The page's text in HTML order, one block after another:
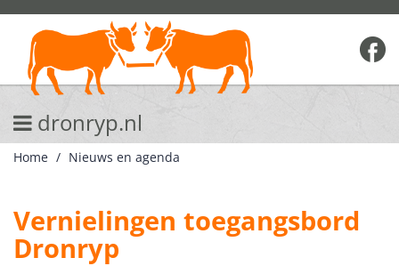
dronryp.nl
Home Nieuws en agenda
Vernielingen toegangsbord
Dronryp